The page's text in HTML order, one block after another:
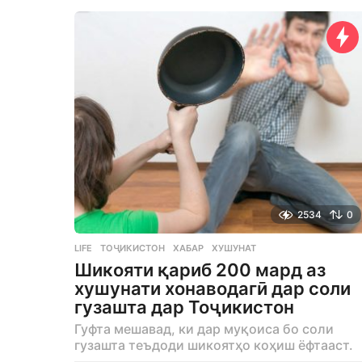
2534 0
LIFE ТОҶИКИСТОН ,ХАБАР ,ХУШУНАТ
Шикояти қариб 200 мард аз
хушунати хонаводагӣ дар соли
гузашта дар Тоҷикистон
Гуфта мешавад, ки дар муқоиса бо соли
гузашта теъдоди шикоятҳо коҳиш ёфтааст.